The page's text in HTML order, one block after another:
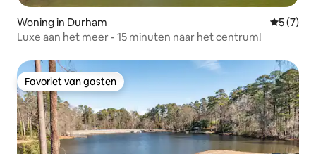
Woning in Durham
5 (7)
Luxe aan het meer - 15 minuten naar het centrum!
Favoriet van gasten
Favoriet van gasten